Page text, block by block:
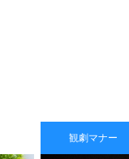
観劇マナー